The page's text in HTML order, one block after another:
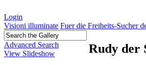
Login
Visioni illuminate Fuer die Freiheits-Sucher
Advanced Search
View Slideshow
Rudy der